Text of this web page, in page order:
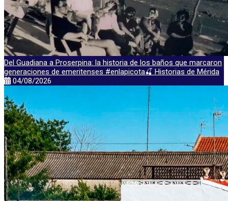
Del Guadiana a Proserpina: la historia de los baños que marcaron
generaciones de emeritenses #enlapicota🍒 Historias de Mérida
04/08/2026